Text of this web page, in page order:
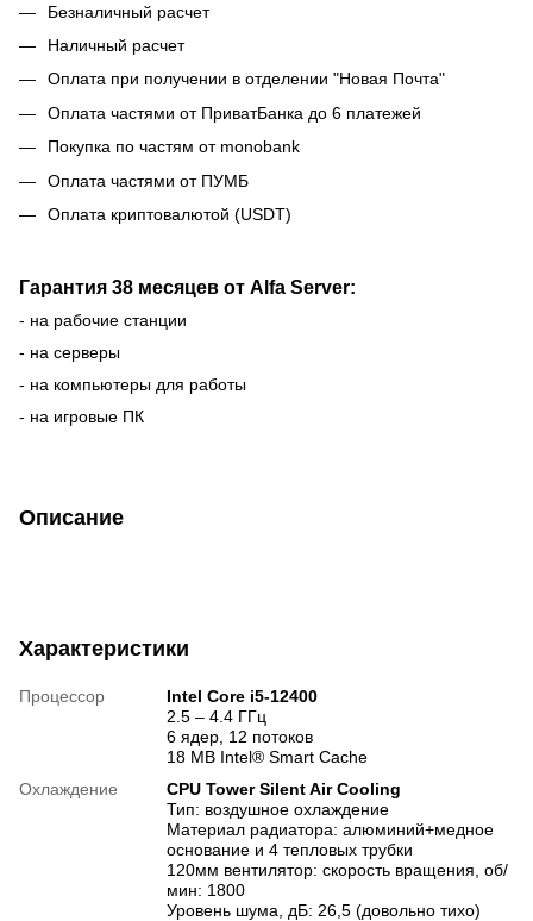
Безналичный расчет
Наличный расчет
Оплата при получении в отделении "Новая Почта"
Оплата частями от ПриватБанка до 6 платежей
Покупка по частям от monobank
Оплата частями от ПУМБ
Оплата криптовалютой (USDT)
Гарантия 38 месяцев от Alfa Server:
- на рабочие станции
- на серверы
- на компьютеры для работы
- на игровые ПК
Описание
Характеристики
Процессор
Intel Core i5-12400
2.5 – 4.4 ГГц
6 ядер, 12 потоков
18 MB Intel® Smart Cache
Охлаждение
CPU Tower Silent Air Cooling
Тип: воздушное охлаждение
Материал радиатора: алюминий+медное
основание и 4 тепловых трубки
120мм вентилятор: скорость вращения, об/
мин: 1800
Уровень шума, дБ: 26,5 (довольно тихо)